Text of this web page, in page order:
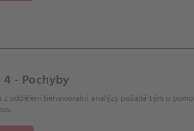
4 - Pochyby
z oddělení behaviorální analýzy požádá tým o